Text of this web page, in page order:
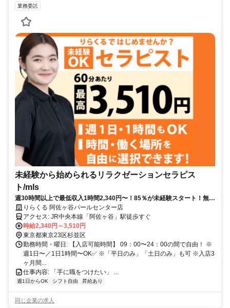
業務委託
未経験から始められるリラクゼーションセラピス
ト/mls
週30時間以上で最低収入1時間2,340円〜！85％が未経験スタート！無料
トレで一生モノの技術を習得✅好きな時間に収入を得られます⏰【東京
都杉並区阿佐谷南】
りらくる 阿佐ヶ谷パールセンター店
アクセス: JR中央本線「阿佐ヶ谷」駅徒歩すぐ
時給2,340円～3,510円
東京都東京23区杉並区
勤務時間・曜日: 【入店可能時間】 09：00〜24：00の間で自由！ ※
週1日〜／1日1時間〜OK✅ ※「平日のみ」「土日のみ」も可 ※入店3
ヶ月間...
仕事内容: 「手に職をつけたい」 ...
週1日からOK シフト自由 昇給あり
同じ企業の求人